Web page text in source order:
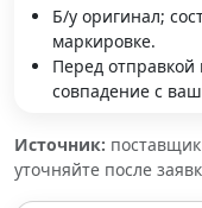
Б/у оригинал;
маркировке.
Перед отправкой
совпадение с
Источник:
уточняйте после